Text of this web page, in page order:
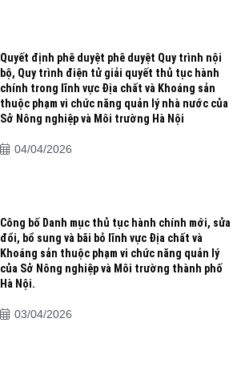
Quyết định phê duyệt phê duyệt Quy trình nội
bộ, Quy trình điện tử giải quyết thủ tục hành
chính trong lĩnh vực Địa chất và Khoáng sản
thuộc phạm vi chức năng quản lý nhà nước của
Sở Nông nghiệp và Môi trường Hà Nội
04/04/2026
Công bố Danh mục thủ tục hành chính mới, sửa
đổi, bổ sung và bãi bỏ lĩnh vực Địa chất và
Khoáng sản thuộc phạm vi chức năng quản lý
của Sở Nông nghiệp và Môi trường thành phố
Hà Nội.
03/04/2026